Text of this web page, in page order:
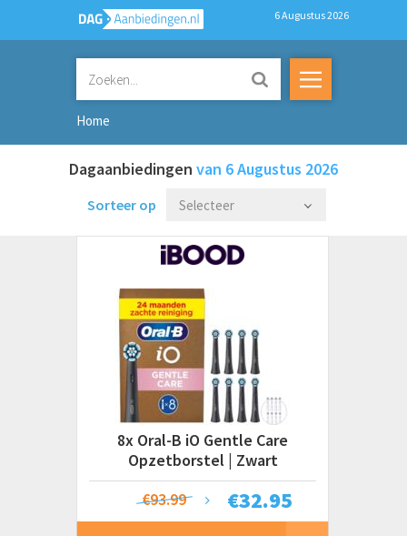
6 Augustus 2026
Home
Dagaanbiedingen van 6 Augustus 2026
Sorteer op
8x Oral-B iO Gentle Care
Opzetborstel | Zwart
€32.95
€93.99